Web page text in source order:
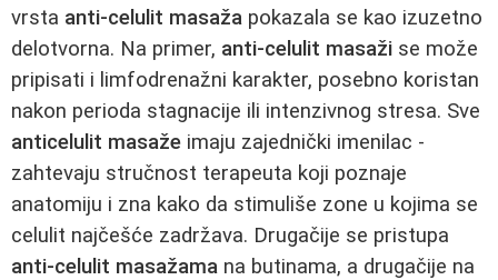
vrsta anti-celulit masaža pokazala se kao izuzetno
delotvorna. Na primer, anti-celulit masaži se može
pripisati i limfodrenažni karakter, posebno koristan
nakon perioda stagnacije ili intenzivnog stresa. Sve
anticelulit masaže imaju zajednički imenilac -
zahtevaju stručnost terapeuta koji poznaje
anatomiju i zna kako da stimuliše zone u kojima se
celulit najčešće zadržava. Drugačije se pristupa
anti-celulit masažama na butinama, a drugačije na